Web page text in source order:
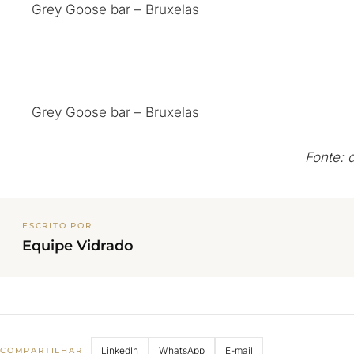
Grey Goose bar – Bruxelas
Grey Goose bar – Bruxelas
Fonte:
ESCRITO POR
Equipe Vidrado
COMPARTILHAR LinkedIn WhatsApp E-mail